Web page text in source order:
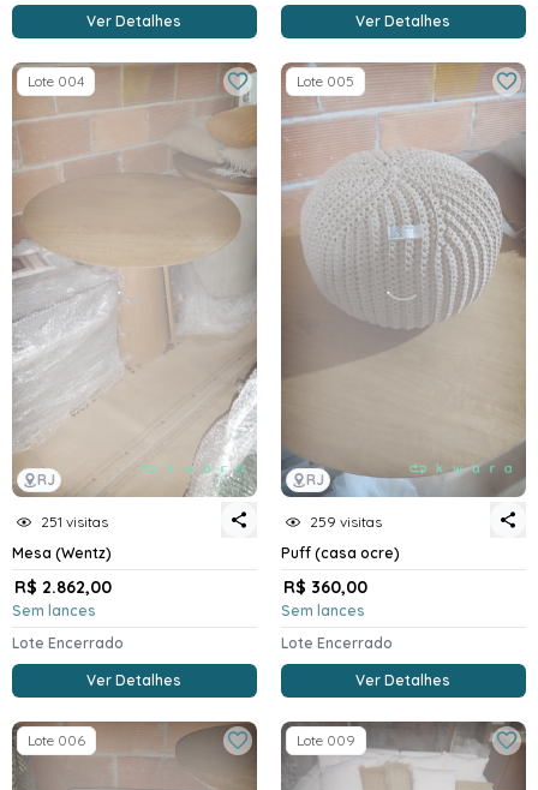
Ver Detalhes Ver Detalhes
RJ
Lote 004
251 visitas
Mesa (Wentz)
R$ 2.862,00
Sem lances
Lote Encerrado
Ver Detalhes
RJ
Lote 005
259 visitas
Puff (casa ocre)
R$ 360,00
Sem lances
Lote Encerrado
Ver Detalhes
Lote 006 Lote 009